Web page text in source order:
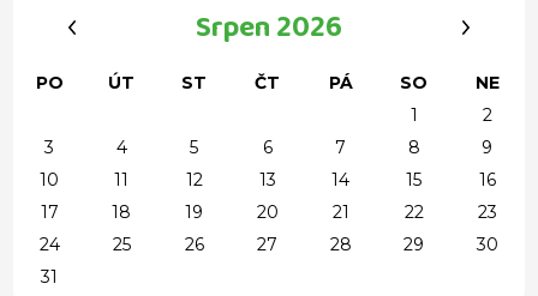
Srpen 2026
PO ÚT ST ČT PÁ SO
NE
1
2
3
4 5 6 7 8
9
10
11 12 13 14 15
16
17
18 19 20 21 22
23
24
25 26 27 28 29
30
31